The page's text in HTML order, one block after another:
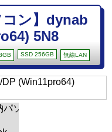
ン】dynab
5N8
SSD 256GB 無線LAN